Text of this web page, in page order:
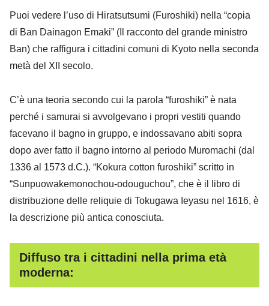
Puoi vedere l’uso di Hiratsutsumi (Furoshiki) nella “copia
di Ban Dainagon Emaki” (Il racconto del grande ministro
Ban) che raffigura i cittadini comuni di Kyoto nella seconda
metà del XII secolo.
C’è una teoria secondo cui la parola “furoshiki” è nata
perché i samurai si avvolgevano i propri vestiti quando
facevano il bagno in gruppo, e indossavano abiti sopra
dopo aver fatto il bagno intorno al periodo Muromachi (dal
1336 al 1573 d.C.). “Kokura cotton furoshiki” scritto in
“Sunpuowakemonochou-odouguchou”, che è il libro di
distribuzione delle reliquie di Tokugawa Ieyasu nel 1616, è
la descrizione più antica conosciuta.
Diffuso tra i cittadini nella prima età
moderna: